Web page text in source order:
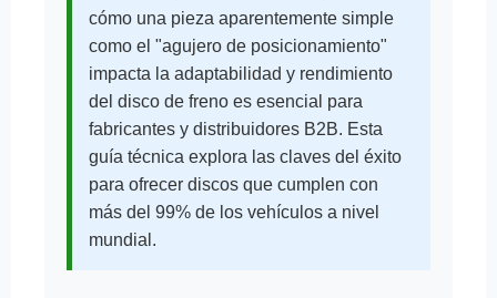
cómo una pieza aparentemente simple
como el "agujero de posicionamiento"
impacta la adaptabilidad y rendimiento
del disco de freno es esencial para
fabricantes y distribuidores B2B. Esta
guía técnica explora las claves del éxito
para ofrecer discos que cumplen con
más del 99% de los vehículos a nivel
mundial.